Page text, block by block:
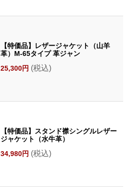
【特価品】レザージャケット（山羊
革）M-65タイプ 革ジャン
25,300円 (税込)
【特価品】スタンド襟シングルレザー
ジャケット（水牛革）
34,980円 (税込)